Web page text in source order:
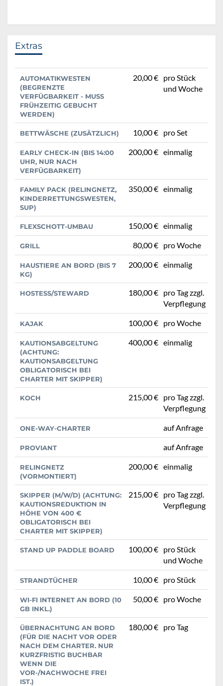
Extras
AUTOMATIKWESTEN
(BEGRENZTE
VERFÜGBARKEIT - MUSS
FRÜHZEITIG GEBUCHT
WERDEN)
20,00 € pro Stück
und Woche
BETTWÄSCHE (ZUSÄTZLICH) 10,00 € pro Set
EARLY CHECK-IN (BIS 14:00
UHR, NUR NACH
VERFÜGBARKEIT)
200,00 € einmalig
FAMILY PACK (RELINGNETZ,
KINDERRETTUNGSWESTEN,
SUP)
350,00 € einmalig
FLEXSCHOTT-UMBAU 150,00 € einmalig
GRILL 80,00 € pro Woche
HAUSTIERE AN BORD (BIS 7
KG)
200,00 € einmalig
HOSTESS/STEWARD 180,00 € pro Tag zzgl.
Verpflegung
KAJAK 100,00 € pro Woche
KAUTIONSABGELTUNG
(ACHTUNG:
KAUTIONSABGELTUNG
OBLIGATORISCH BEI
CHARTER MIT SKIPPER)
400,00 € einmalig
KOCH 215,00 € pro Tag zzgl.
Verpflegung
ONE-WAY-CHARTER auf Anfrage
PROVIANT auf Anfrage
RELINGNETZ
(VORMONTIERT)
200,00 € einmalig
SKIPPER (M/W/D) (ACHTUNG:
KAUTIONSREDUKTION IN
HÖHE VON 400 €
OBLIGATORISCH BEI
CHARTER MIT SKIPPER)
215,00 € pro Tag zzgl.
Verpflegung
STAND UP PADDLE BOARD 100,00 € pro Stück
und Woche
STRANDTÜCHER 10,00 € pro Stück
WI-FI INTERNET AN BORD (10
GB INKL.)
50,00 € pro Woche
ÜBERNACHTUNG AN BORD
(FÜR DIE NACHT VOR ODER
NACH DEM CHARTER. NUR
KURZFRISTIG BUCHBAR
WENN DIE
VOR-/NACHWOCHE FREI
IST.)
180,00 € pro Tag